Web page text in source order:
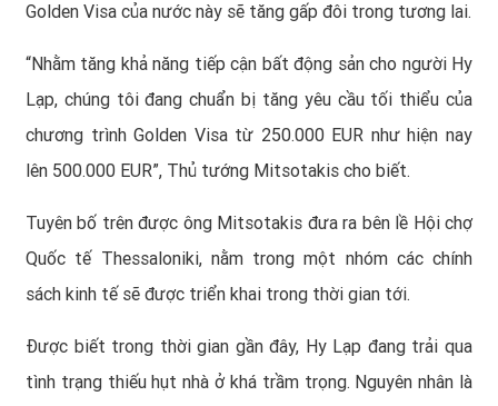
Golden Visa của nước này sẽ tăng gấp đôi trong tương lai.
“Nhằm tăng khả năng tiếp cận bất động sản cho người Hy
Lạp, chúng tôi đang chuẩn bị tăng yêu cầu tối thiểu của
chương trình Golden Visa từ 250.000 EUR như hiện nay
lên 500.000 EUR”, Thủ tướng Mitsotakis cho biết.
Tuyên bố trên được ông Mitsotakis đưa ra bên lề Hội chợ
Quốc tế Thessaloniki, nằm trong một nhóm các chính
sách kinh tế sẽ được triển khai trong thời gian tới.
Được biết trong thời gian gần đây, Hy Lạp đang trải qua
tình trạng thiếu hụt nhà ở khá trầm trọng. Nguyên nhân là